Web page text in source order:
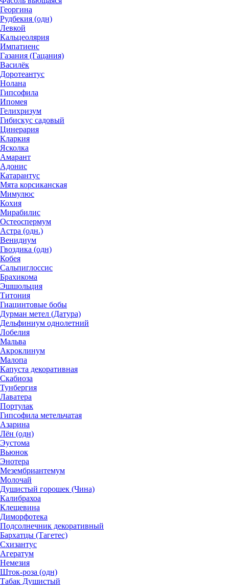
Георгина
Рудбекия (одн)
Левкой
Кальцеолярия
Импатиенс
Газания (Гацания)
Василёк
Доротеантус
Нолана
Гипсофила
Ипомея
Гелихризум
Гибискус садовый
Цинерария
Кларкия
Ясколка
Амарант
Адонис
Катарантус
Мята корсиканская
Мимулюс
Кохия
Мирабилис
Остеоспермум
Астра (одн.)
Венидиум
Гвоздика (одн)
Кобея
Сальпиглоссис
Брахикома
Эшшольция
Титония
Гиацинтовые бобы
Дурман метел (Датура)
Дельфиниум однолетний
Лобелия
Мальва
Акроклинум
Малопа
Капуста декоративная
Скабиоза
Тунбергия
Лаватера
Портулак
Гипсофила метельчатая
Азарина
Лён (одн)
Эустома
Вьюнок
Энотера
Мезембриантемум
Молочай
Душистый горошек (Чина)
Калибрахоа
Клещевина
Диморфотека
Подсолнечник декоративный
Бархатцы (Тагетес)
Схизантус
Агератум
Немезия
Шток-роза (одн)
Табак Душистый